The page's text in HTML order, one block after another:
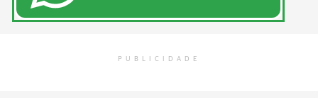
PUBLICIDADE